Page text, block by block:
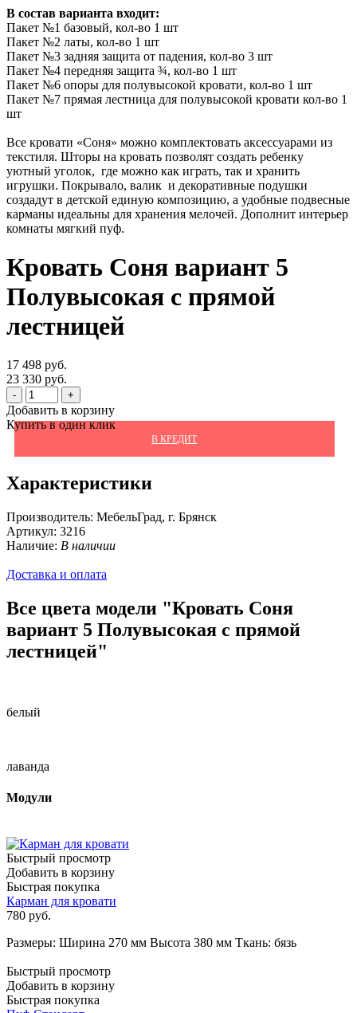
В состав варианта входит:
Пакет №1 базовый, кол-во 1 шт
Пакет №2 латы, кол-во 1 шт
Пакет №3 задняя защита от падения, кол-во 3 шт
Пакет №4 передняя защита ¾, кол-во 1 шт
Пакет №6 опоры для полувысокой кровати, кол-во 1 шт
Пакет №7 прямая лестница для полувысокой кровати кол-во 1
шт
Все кровати «Соня» можно комплектовать аксессуарами из
текстиля. Шторы на кровать позволят создать ребенку
уютный уголок, где можно как играть, так и хранить
игрушки. Покрывало, валик и декоративные подушки
создадут в детской единую композицию, а удобные подвесные
карманы идеальны для хранения мелочей. Дополнит интерьер
комнаты мягкий пуф.
Кровать Соня вариант 5
Полувысокая с прямой
лестницей
17 498 руб.
23 330 руб.
- +
Добавить в корзину
Купить в один клик
В КРЕДИТ
Характеристики
Производитель: МебельГрад, г. Брянск
Артикул: 3216
Наличие: В наличии
Доставка и оплата
Все цвета модели "Кровать Соня
вариант 5 Полувысокая с прямой
лестницей"
белый
лаванда
Модули
Быстрый просмотр
Добавить в корзину
Быстрая покупка
Карман для кровати
780 руб.
Размеры: Ширина 270 мм Высота 380 мм Ткань: бязь
Быстрый просмотр
Добавить в корзину
Быстрая покупка